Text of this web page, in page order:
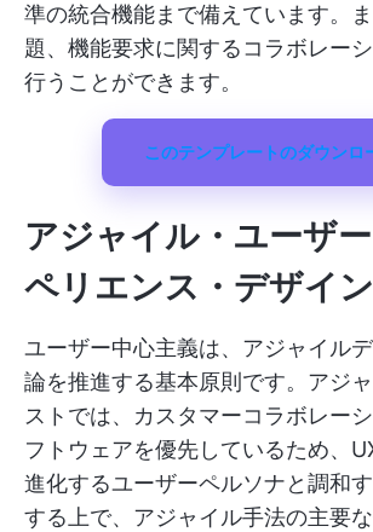
準の統合機能まで備えています。
題、機能要求に関するコラボレー
行うことができます。
このテンプレートのダウンロ
アジャイル・ユーザ
ペリエンス・デザイン
ユーザー中心主義は、アジャイル
論を推進する基本原則です。アジ
ストでは、カスタマーコラボレー
フトウェアを優先しているため、
進化するユーザーペルソナと調和
する上で、アジャイル手法の主要